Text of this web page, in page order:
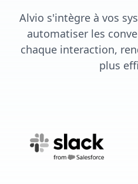
Alvio s'intègre à vos
automatiser les
chaque interaction,
plus